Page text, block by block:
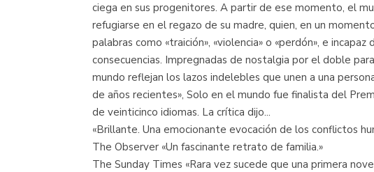
ciega en sus progenitores. A partir de ese momento, el
refugiarse en el regazo de su madre, quien, en un
palabras como «traición», «violencia» o «perdón», e
consecuencias. Impregnadas de nostalgia por el doble
mundo reflejan los lazos indelebles que unen a una
de años recientes», Solo en el mundo fue finalista del
de veinticinco idiomas. La crítica dijo...
«Brillante. Una emocionante evocación de los conflictos
The Observer «Un fascinante retrato de familia.»
The Sunday Times «Rara vez sucede que una primera